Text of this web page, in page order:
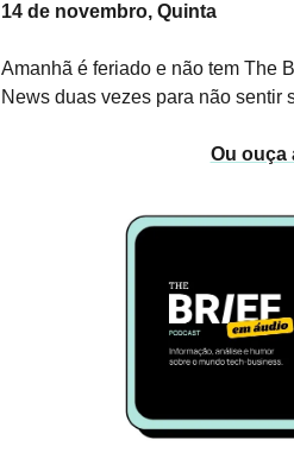
14 de novembro, Quinta
Amanhã é feriado e não tem The
News duas vezes para não sentir
Ou ouça